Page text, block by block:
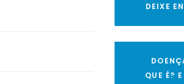
DEIXE
QUE É?